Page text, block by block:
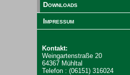
Downloads
Impressum
Kontakt:
Weingartenstraße 20
64367 Mühltal
Telefon : (06151) 316024